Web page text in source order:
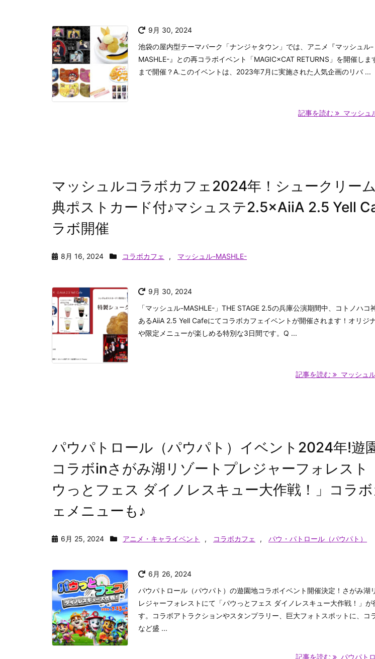
9月 30, 2024
池袋の屋内型テーマパーク「ナンジャタウン」では、アニメ『マッシュル-
MASHLE-』との再コラボイベント「MAGIC×CAT RETURNS」を開催しま
まで開催？A.このイベントは、2023年7月に実施された人気企画のリバ ...
記事を読む マッシュ
マッシュルコラボカフェ2024年！シュークリー
典ポストカード付♪マシュステ2.5×AiiA 2.5 Yell
ラボ開催
8月 16, 2024 コラボカフェ , マッシュル-MASHLE-
9月 30, 2024
「マッシュル-MASHLE-」THE STAGE 2.5の兵庫公演期間中、コトノハコ
あるAiiA 2.5 Yell Cafeにてコラボカフェイベントが開催されます！オリジ
や限定メニューが楽しめる特別な3日間です。Q ...
記事を読む マッシュ
パウパトロール（パウパト）イベント2024年!遊
コラボinさがみ湖リゾートプレジャーフォレスト
ウっとフェス ダイノレスキュー大作戦！」コラ
ェメニューも♪
6月 25, 2024 アニメ・キャライベント , コラボカフェ , パウ・パトロール（パウパト）
6月 26, 2024
パウパトロール（パウパト）の遊園地コラボイベント開催決定！さがみ湖
レジャーフォレストにて「パウっとフェス ダイノレスキュー大作戦！」が
す。コラボアトラクションやスタンプラリー、巨大フォトスポットに、コ
など盛 ...
記事を読む パウパト